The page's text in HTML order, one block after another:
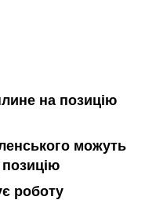
на позицію
можуть
роботу